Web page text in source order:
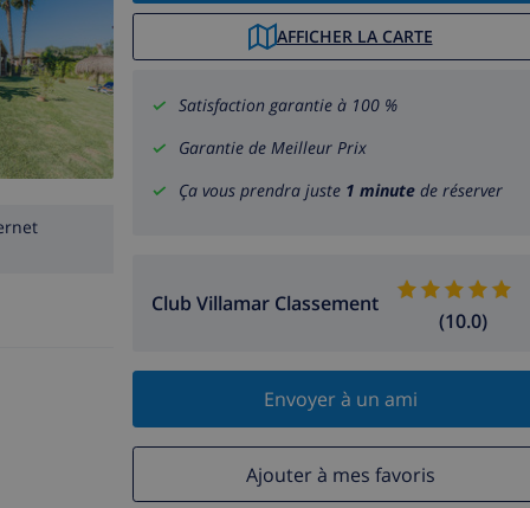
AFFICHER LA CARTE
Satisfaction garantie à 100 %
Garantie de Meilleur Prix
Ça vous prendra juste 1 minute de réserver
Club Villamar Classement
(10.0)
Envoyer à un ami
Ajouter à mes favoris